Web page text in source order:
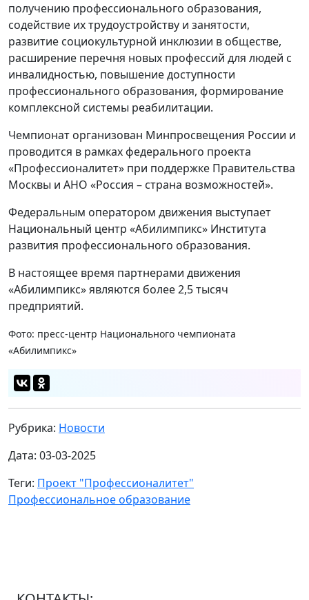
получению профессионального образования,
содействие их трудоустройству и занятости,
развитие социокультурной инклюзии в обществе,
расширение перечня новых профессий для людей с
инвалидностью, повышение доступности
профессионального образования, формирование
комплексной системы реабилитации.
Чемпионат организован Минпросвещения России и
проводится в рамках федерального проекта
«Профессионалитет» при поддержке Правительства
Москвы и АНО «Россия – страна возможностей».
Федеральным оператором движения выступает
Национальный центр «Абилимпикс» Института
развития профессионального образования.
В настоящее время партнерами движения
«Абилимпикс» являются более 2,5 тысяч
предприятий.
Фото: пресс-центр Национального чемпионата
«Абилимпикс»
Рубрика: Новости
Дата: 03-03-2025
Теги: Проект "Профессионалитет"
Профессиональное образование